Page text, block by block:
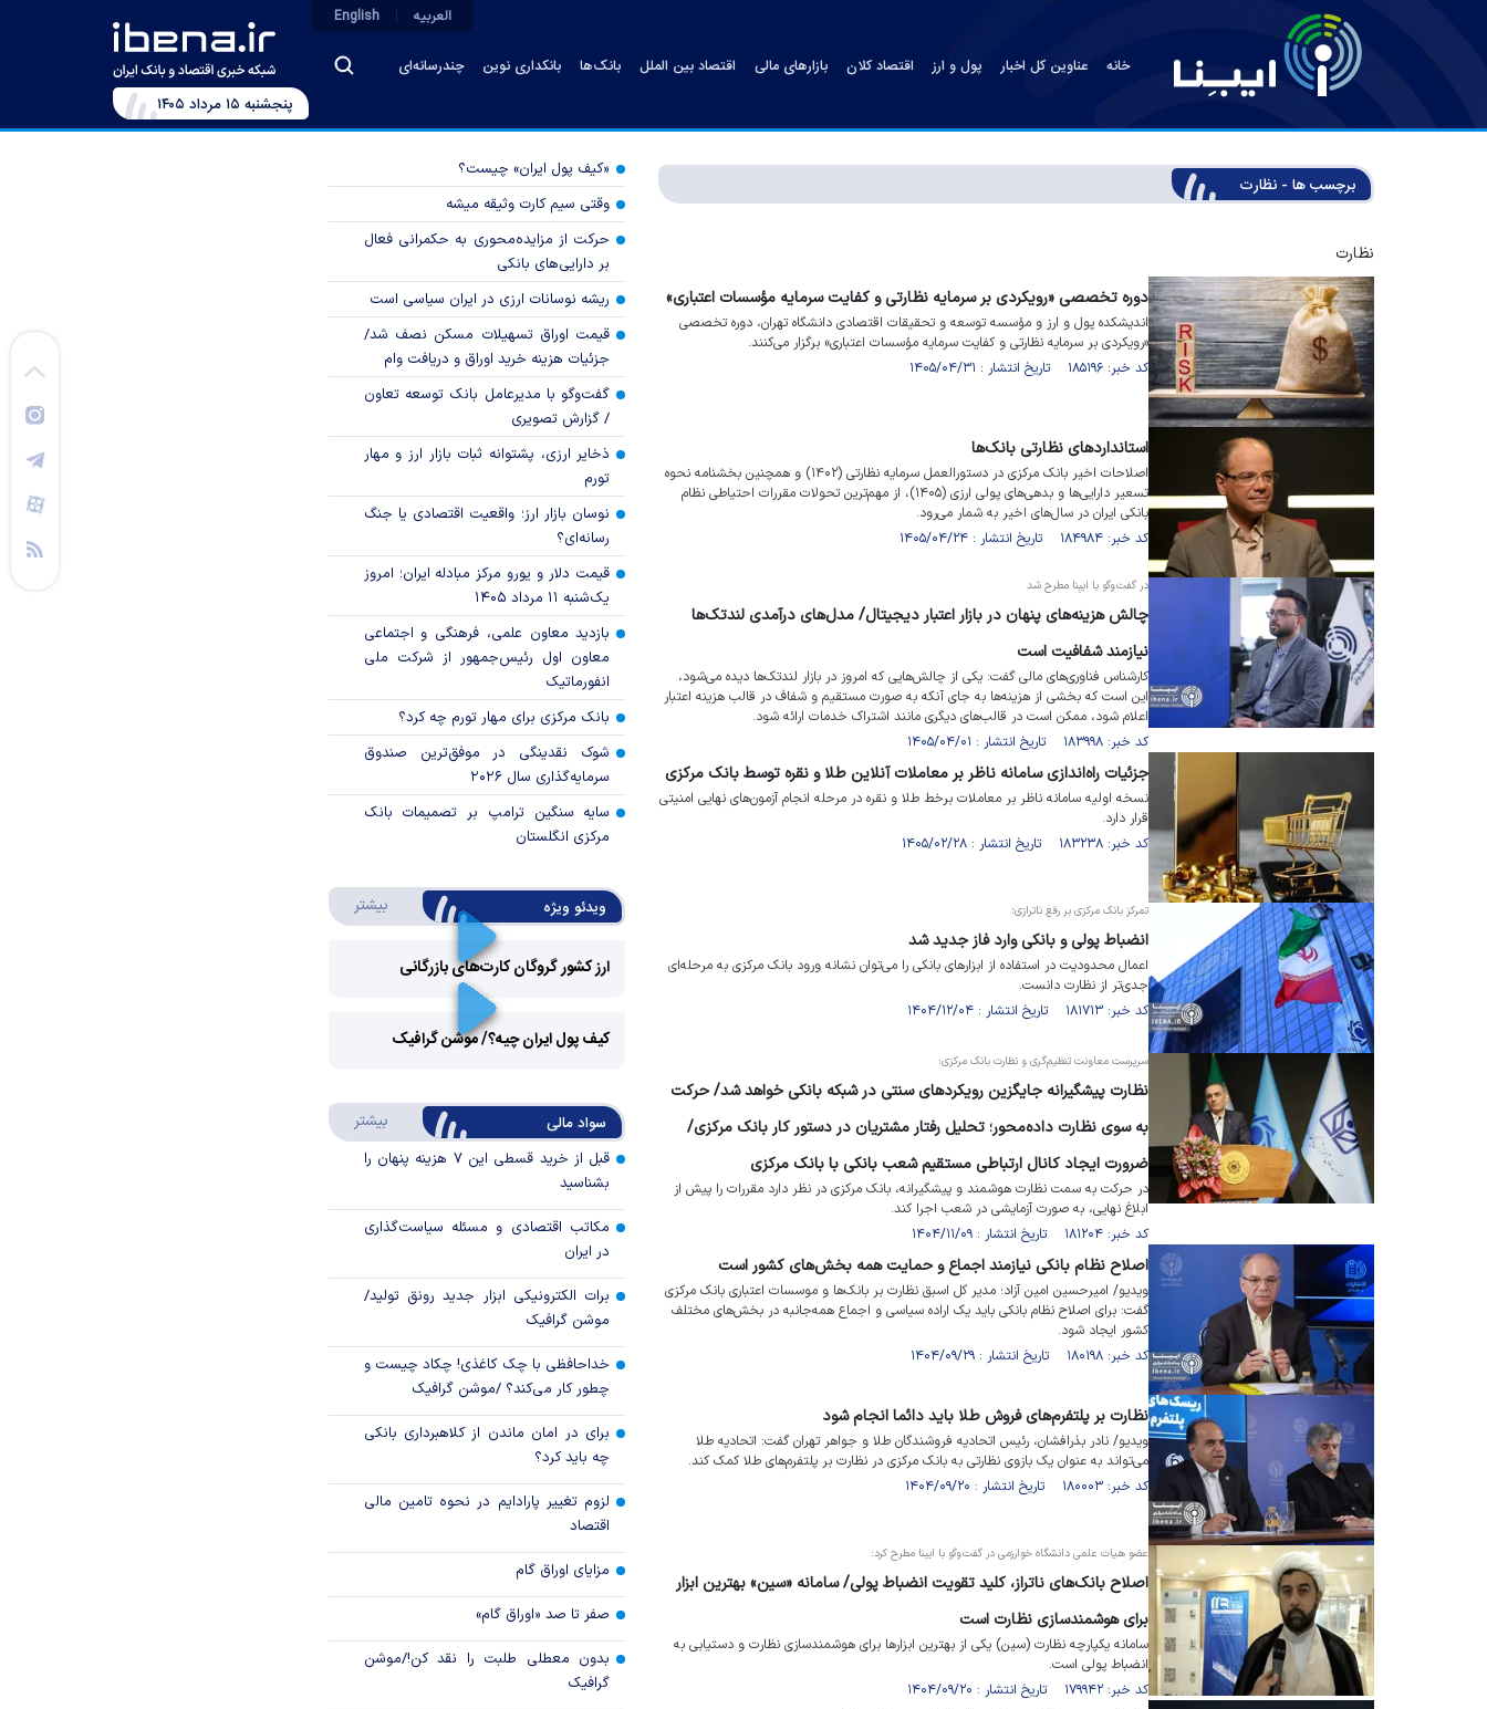
خانه عناوین کل اخبار پول و ارز اقتصاد کلان بازارهای مالی اقتصاد بین الملل بانک‌ها بانکداری نوین چندرسانه‌ای
العربیه English
پنجشنبه ۱۵ مرداد ۱۴۰۵
برچسب ها - نظارت
نظارت
دوره تخصصی «رویکردی بر سرمایه نظارتی و کفایت سرمایه مؤسسات اعتباری»
اندیشکده پول و ارز و مؤسسه توسعه و تحقیقات اقتصادی دانشگاه تهران، دوره تخصصی
«رویکردی بر سرمایه نظارتی و کفایت سرمایه مؤسسات اعتباری» برگزار می‌کنند.
کد خبر: ۱۸۵۱۹۶ تاریخ انتشار : ۱۴۰۵/۰۴/۳۱
استاندارد‌های نظارتی بانک‌ها
اصلاحات اخیر بانک مرکزی در دستورالعمل سرمایه نظارتی (۱۴۰۲) و همچنین بخشنامه نحوه
تسعیر دارایی‌ها و بدهی‌های پولی ارزی (۱۴۰۵)، از مهم‌ترین تحولات مقررات احتیاطی نظام
بانکی ایران در سال‌های اخیر به شمار می‌رود.
کد خبر: ۱۸۴۹۸۴ تاریخ انتشار : ۱۴۰۵/۰۴/۲۴
در گفت‌وگو با ایبِنا مطرح شد
چالش هزینه‌های پنهان در بازار اعتبار دیجیتال/ مدل‌های درآمدی لندتک‌ها
نیازمند شفافیت است
کارشناس فناوری‌های مالی گفت: یکی از چالش‌هایی که امروز در بازار لندتک‌ها دیده می‌شود،
این است که بخشی از هزینه‌ها به جای آنکه به صورت مستقیم و شفاف در قالب هزینه اعتبار
اعلام شود، ممکن است در قالب‌های دیگری مانند اشتراک خدمات ارائه شود.
کد خبر: ۱۸۳۹۹۸ تاریخ انتشار : ۱۴۰۵/۰۴/۰۱
جزئیات راه‌اندازی سامانه ناظر بر معاملات آنلاین طلا و نقره توسط بانک مرکزی
نسخه اولیه سامانه ناظر بر معاملات برخط طلا و نقره در مرحله انجام آزمون‌های نهایی امنیتی
قرار دارد.
کد خبر: ۱۸۳۲۳۸ تاریخ انتشار : ۱۴۰۵/۰۲/۲۸
تمرکز بانک مرکزی بر رفع ناترازی؛
انضباط پولی و بانکی وارد فاز جدید شد
اعمال محدودیت در استفاده از ابزارهای بانکی را می‌توان نشانه ورود بانک مرکزی به مرحله‌ای
جدی‌تر از نظارت دانست.
کد خبر: ۱۸۱۷۱۳ تاریخ انتشار : ۱۴۰۴/۱۲/۰۴
سرپرست معاونت تنظیم‌گری و نظارت بانک مرکزی:
نظارت پیشگیرانه جایگزین رویکرد‌های سنتی در شبکه بانکی خواهد شد/ حرکت
به سوی نظارت داده‌محور؛ تحلیل رفتار مشتریان در دستور کار بانک مرکزی/
ضرورت ایجاد کانال ارتباطی مستقیم شعب بانکی با بانک مرکزی
در حرکت به سمت نظارت هوشمند و پیشگیرانه، بانک مرکزی در نظر دارد مقررات را پیش از
ابلاغ نهایی، به صورت آزمایشی در شعب اجرا کند.
کد خبر: ۱۸۱۲۰۴ تاریخ انتشار : ۱۴۰۴/۱۱/۰۹
اصلاح نظام بانکی نیازمند اجماع و حمایت همه بخش‌های کشور است
ویدیو/ امیرحسین امین آزاد؛ مدیر کل اسبق نظارت بر بانک‌ها و موسسات اعتباری بانک مرکزی
گفت: برای اصلاح نظام بانکی باید یک اراده سیاسی و اجماع همه‌جانبه در بخش‌های مختلف
کشور ایجاد شود.
کد خبر: ۱۸۰۱۹۸ تاریخ انتشار : ۱۴۰۴/۰۹/۲۹
نظارت بر پلتفرم‌های فروش طلا باید دائما انجام شود
ویدیو/ نادر بذرافشان، رئیس اتحادیه فروشندگان طلا و جواهر تهران گفت: اتحادیه طلا
می‌تواند به عنوان یک بازوی نظارتی به بانک مرکزی در نظارت بر پلتفرم‌های طلا کمک کند.
کد خبر: ۱۸۰۰۰۳ تاریخ انتشار : ۱۴۰۴/۰۹/۲۰
عضو هیات علمی دانشگاه خوارزمی در گفت‌و‌گو با ایبنا مطرح کرد:
اصلاح بانک‌های ناتراز، کلید تقویت انضباط پولی/ سامانه «سین» بهترین ابزار
برای هوشمندسازی نظارت است
سامانه یکپارچه نظارت (سین) یکی از بهترین ابزار‌ها برای هوشمندسازی نظارت و دستیابی به
انضباط پولی است.
کد خبر: ۱۷۹۹۴۲ تاریخ انتشار : ۱۴۰۴/۰۹/۲۰
«کیف پول ایران» چیست؟
وقتی سیم کارت وثیقه میشه
حرکت از مزایده‌محوری به حکمرانی فعال
بر دارایی‌های بانکی
ریشه نوسانات ارزی در ایران سیاسی است
قیمت اوراق تسهیلات مسکن نصف شد/
جزئیات هزینه خرید اوراق و دریافت وام
گفت‌وگو با مدیرعامل بانک توسعه تعاون
/ گزارش تصویری
ذخایر ارزی، پشتوانه ثبات بازار ارز و مهار
تورم
نوسان بازار ارز؛ واقعیت اقتصادی یا جنگ
رسانه‌ای؟
قیمت دلار و یورو مرکز مبادله ایران؛ امروز
یک‌شنبه ۱۱ مرداد ۱۴۰۵
بازدید معاون علمی، فرهنگی و اجتماعی
معاون اول رئیس‌جمهور از شرکت ملی
انفورماتیک
بانک مرکزی برای مهار تورم چه کرد؟
شوک نقدینگی در موفق‌ترین صندوق
سرمایه‌گذاری سال ۲۰۲۶
سایه سنگین ترامپ بر تصمیمات بانک
مرکزی انگلستان
ویدئو ویژه بیشتر درباره ویدئو ویژه
ارز کشور گروگان کارت‌های بازرگانی
Video
کیف پول ایران چیه؟/ موشن گرافیک
سواد مالی بیشتر درباره سواد مالی
قبل از خرید قسطی این ۷ هزینه پنهان را
بشناسید
مکاتب اقتصادی و مسئله سیاست‌گذاری
در ایران
برات الکترونیکی ابزار جدید رونق تولید/
موشن گرافیک
خداحافظی با چک کاغذی! چکاد چیست و
چطور کار می‌کند؟ /موشن گرافیک
برای در امان ماندن از کلاهبرداری بانکی
چه باید کرد؟
لزوم تغییر پارادایم در نحوه تامین مالی
اقتصاد
مزایای اوراق گام
صفر تا صد «اوراق گام»
بدون معطلی طلبت را نقد کن!/موشن
گرافیک